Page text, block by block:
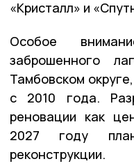
«Кристалл» и
Особое
заброшенного
Тамбовском
с 2010 года.
реновации как
2027 году
реконструкции.